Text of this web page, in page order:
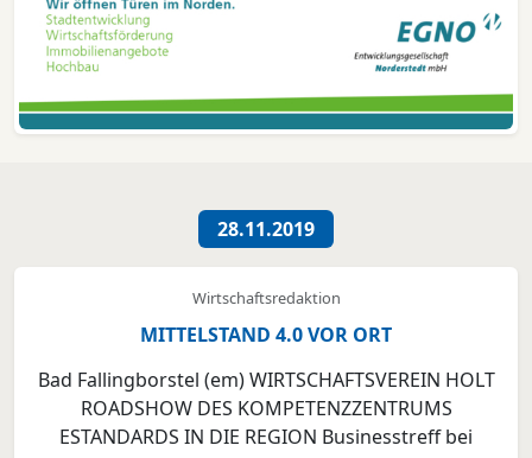
28.11.2019
Wirtschaftsredaktion
MITTELSTAND 4.0 VOR ORT
Bad Fallingborstel (em) WIRTSCHAFTSVEREIN HOLT
ROADSHOW DES KOMPETENZZENTRUMS
ESTANDARDS IN DIE REGION Businesstreff bei